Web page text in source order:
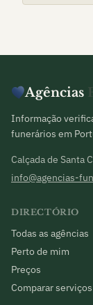
Agências
Informação
funerários em
Calçada de Santa
info@agencias-
DIRECTÓRIO
Todas as agências
Perto de mim
Preços
Comparar serviços